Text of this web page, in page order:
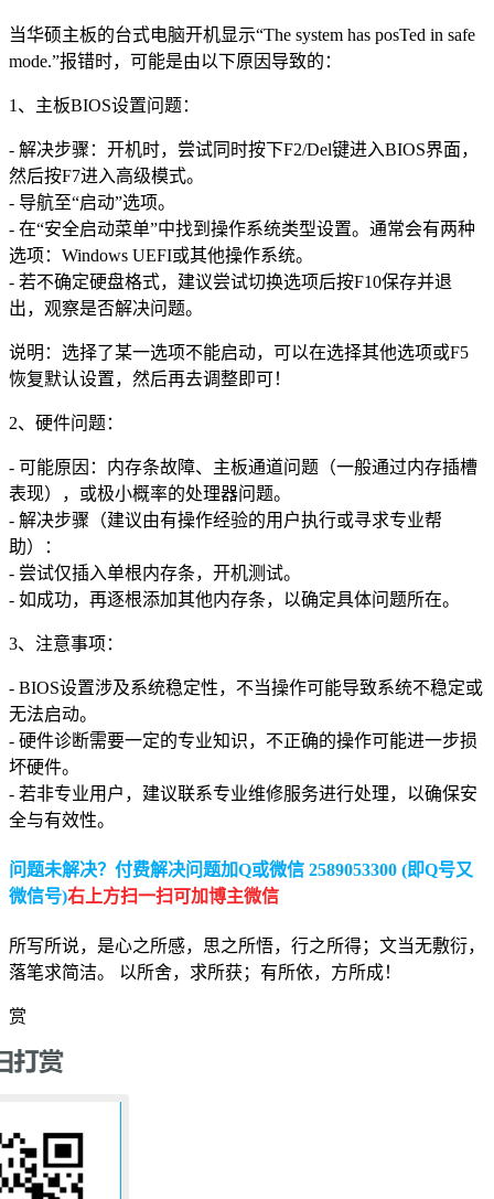
当华硕主板的台式电脑开机显示“The system has posTed in safe
mode.”报错时，可能是由以下原因导致的：
1、主板BIOS设置问题：
- 解决步骤：开机时，尝试同时按下F2/Del键进入BIOS界面，
然后按F7进入高级模式。
- 导航至“启动”选项。
- 在“安全启动菜单”中找到操作系统类型设置。通常会有两种
选项：Windows UEFI或其他操作系统。
- 若不确定硬盘格式，建议尝试切换选项后按F10保存并退
出，观察是否解决问题。
说明：选择了某一选项不能启动，可以在选择其他选项或F5
恢复默认设置，然后再去调整即可！
2、硬件问题：
- 可能原因：内存条故障、主板通道问题（一般通过内存插槽
表现），或极小概率的处理器问题。
- 解决步骤（建议由有操作经验的用户执行或寻求专业帮
助）：
- 尝试仅插入单根内存条，开机测试。
- 如成功，再逐根添加其他内存条，以确定具体问题所在。
3、注意事项：
- BIOS设置涉及系统稳定性，不当操作可能导致系统不稳定或
无法启动。
- 硬件诊断需要一定的专业知识，不正确的操作可能进一步损
坏硬件。
- 若非专业用户，建议联系专业维修服务进行处理，以确保安
全与有效性。
问题未解决？付费解决问题加Q或微信 2589053300 (即Q号又
微信号)右上方扫一扫可加博主微信
所写所说，是心之所感，思之所悟，行之所得；文当无敷衍，
落笔求简洁。 以所舍，求所获；有所依，方所成！
赏